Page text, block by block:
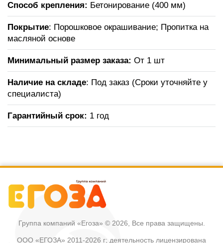
Способ крепления: Бетонирование (400 мм)
Покрытие: Порошковое окрашивание; Пропитка на
масляной основе
Минимальный размер заказа: От 1 шт
Наличие на складе: Под заказ (Сроки уточняйте у
специалиста)
Гарантийный срок: 1 год
Группа компаний «Егоза» © 2026, Все права защищены.
ООО «ЕГОЗА» 2011-2026 г; деятельность лицензирована